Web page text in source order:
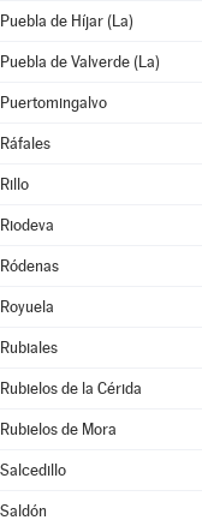
Puebla de Híjar (La)
Puebla de Valverde (La)
Puertomingalvo
Ráfales
Rillo
Riodeva
Ródenas
Royuela
Rubiales
Rubielos de la Cérida
Rubielos de Mora
Salcedillo
Saldón